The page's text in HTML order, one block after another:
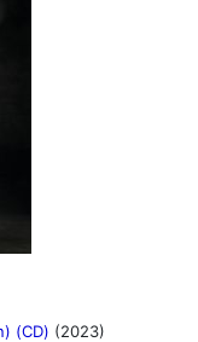
(CD) (2023)